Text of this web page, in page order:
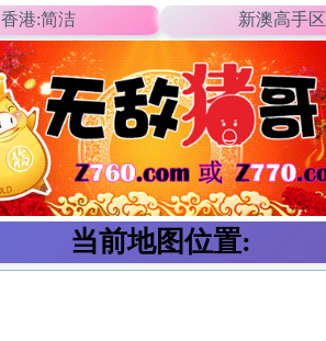
香港:简洁 新澳高手区
当前地图位置: